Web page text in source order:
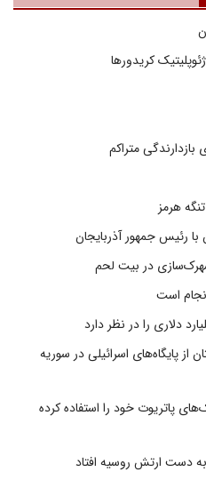
کریدورها
متراکم
هرمز
رئیس جمهور آذربایجان
در بیت‌ لحم
است
پایگاه‌های اسرائیلی در سوریه
از موشک‌های پاتریوت خود را استفاده کرده
به دست ارتش روسیه افتاد